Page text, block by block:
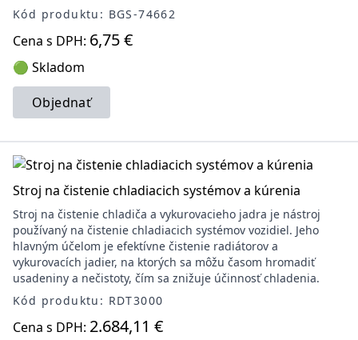
Kód produktu: BGS-74662
Cena s DPH: 6,75 €
🟢 Skladom
Objednať
Stroj na čistenie chladiacich systémov a kúrenia
Stroj na čistenie chladiča a vykurovacieho jadra je nástroj
používaný na čistenie chladiacich systémov vozidiel. Jeho
hlavným účelom je efektívne čistenie radiátorov a
vykurovacích jadier, na ktorých sa môžu časom hromadiť
usadeniny a nečistoty, čím sa znižuje účinnosť chladenia.
Kód produktu: RDT3000
Cena s DPH: 2.684,11 €